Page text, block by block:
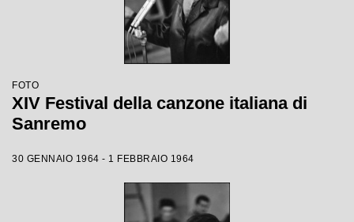
FOTO
XIV Festival della canzone italiana di
Sanremo
30 GENNAIO 1964 - 1 FEBBRAIO 1964